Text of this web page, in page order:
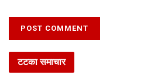
टटका समाचार